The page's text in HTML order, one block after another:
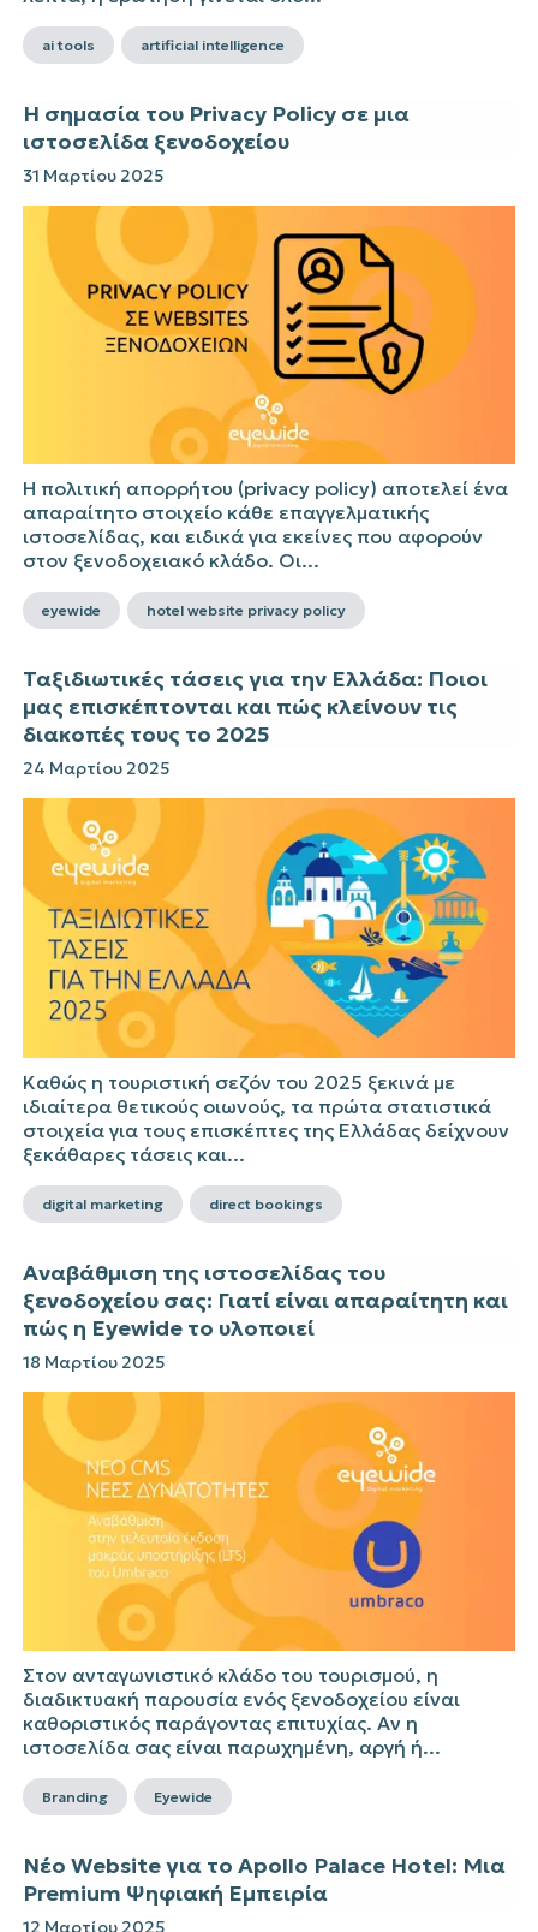
ai tools artificial intelligence
Η σημασία του Privacy Policy σε μια
ιστοσελίδα ξενοδοχείου
31 Μαρτίου 2025
Η πολιτική απορρήτου (privacy policy) αποτελεί ένα
απαραίτητο στοιχείο κάθε επαγγελματικής
ιστοσελίδας, και ειδικά για εκείνες που αφορούν
στον ξενοδοχειακό κλάδο. Οι...
eyewide hotel website privacy policy
Ταξιδιωτικές τάσεις για την Ελλάδα: Ποιοι
μας επισκέπτονται και πώς κλείνουν τις
διακοπές τους το 2025
24 Μαρτίου 2025
Καθώς η τουριστική σεζόν του 2025 ξεκινά με
ιδιαίτερα θετικούς οιωνούς, τα πρώτα στατιστικά
στοιχεία για τους επισκέπτες της Ελλάδας δείχνουν
ξεκάθαρες τάσεις και...
digital marketing direct bookings
Αναβάθμιση της ιστοσελίδας του
ξενοδοχείου σας: Γιατί είναι απαραίτητη και
πώς η Eyewide το υλοποιεί
18 Μαρτίου 2025
Στον ανταγωνιστικό κλάδο του τουρισμού, η
διαδικτυακή παρουσία ενός ξενοδοχείου είναι
καθοριστικός παράγοντας επιτυχίας. Αν η
ιστοσελίδα σας είναι παρωχημένη, αργή ή...
Branding Eyewide
Νέο Website για το Apollo Palace Hotel: Μια
Premium Ψηφιακή Εμπειρία
12 Μαρτίου 2025